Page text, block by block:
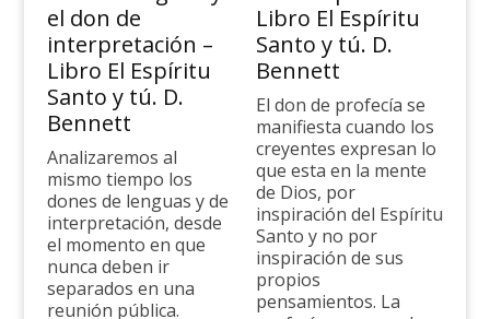
el don de
interpretación –
Libro El Espíritu
Santo y tú. D.
Bennett
Analizaremos al
mismo tiempo los
dones de lenguas y de
interpretación, desde
el momento en que
nunca deben ir
separados en una
reunión pública.
Libro El Espíritu
Santo y tú. D.
Bennett
El don de profecía se
manifiesta cuando los
cre­yentes expresan lo
que esta en la mente
de Dios, por
inspiración del Espíritu
Santo y no por
inspiración de sus
propios
pensamientos. La